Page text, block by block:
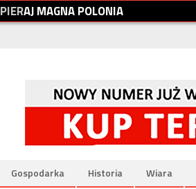
PIERAJMAGNAPOLONIA
Gospodarka Historia Wiara